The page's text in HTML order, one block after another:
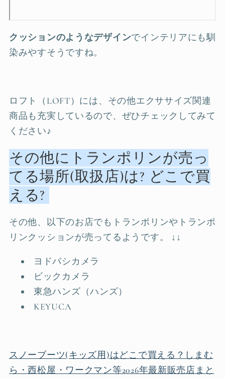
クッションのようなデザインでインテリアにも馴
染みやすそうですね。
ロフト（LOFT）には、その他エクササイズ関連
商品も充実しているので、ぜひチェックしてみて
ください♪
その他にトランポリンが売っ
てる場所(取扱店)は? どこで買
える?
その他、以下のお店でもトランポリンやトランポ
リンクッションが売ってるようです。 ↓↓
ヨドバシカメラ
ビックカメラ
東急ハンズ（ハンズ）
KEYUCA
スノーブーツ(キッズ用)はどこで買える？しまむ
ら・西松屋・ワークマン等2026年最新販売店まと